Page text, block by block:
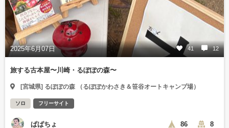
2025年6月07日 41 12
旅する古本屋〜川崎・るぽぽの森〜
[宮城県] るぽぽの森 （るぽぽかわさき＆笹谷オートキャンプ場）
ソロ フリーサイト
ぱぱちょ 86 8